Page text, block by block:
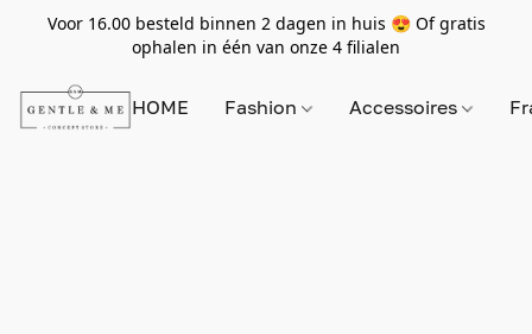
Voor 16.00 besteld binnen 2 dagen in huis 😍 Of gratis
ophalen in één van onze 4 filialen
HOME Fashion Accessoires